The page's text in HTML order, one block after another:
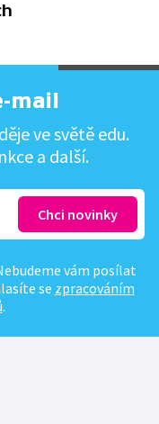
mail
ve světě edu.
a další.
vám posílat
se zpracováním
.